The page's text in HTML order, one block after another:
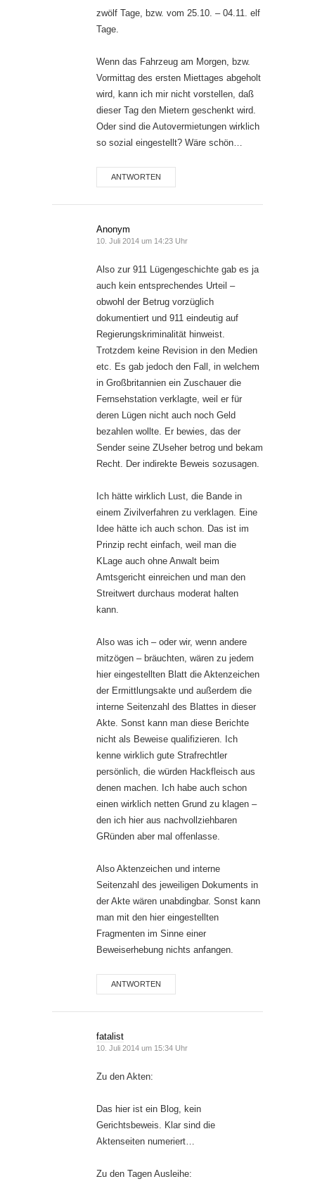
zwölf Tage, bzw. vom 25.10. – 04.11. elf
Tage.
Wenn das Fahrzeug am Morgen, bzw.
Vormittag des ersten Miettages abgeholt
wird, kann ich mir nicht vorstellen, daß
dieser Tag den Mietern geschenkt wird.
Oder sind die Autovermietungen wirklich
so sozial eingestellt? Wäre schön…
ANTWORTEN
Anonym
10. Juli 2014 um 14:23 Uhr
Also zur 911 Lügengeschichte gab es ja
auch kein entsprechendes Urteil –
obwohl der Betrug vorzüglich
dokumentiert und 911 eindeutig auf
Regierungskriminalität hinweist.
Trotzdem keine Revision in den Medien
etc. Es gab jedoch den Fall, in welchem
in Großbritannien ein Zuschauer die
Fernsehstation verklagte, weil er für
deren Lügen nicht auch noch Geld
bezahlen wollte. Er bewies, das der
Sender seine ZUseher betrog und bekam
Recht. Der indirekte Beweis sozusagen.
Ich hätte wirklich Lust, die Bande in
einem Zivilverfahren zu verklagen. Eine
Idee hätte ich auch schon. Das ist im
Prinzip recht einfach, weil man die
KLage auch ohne Anwalt beim
Amtsgericht einreichen und man den
Streitwert durchaus moderat halten
kann.
Also was ich – oder wir, wenn andere
mitzögen – bräuchten, wären zu jedem
hier eingestellten Blatt die Aktenzeichen
der Ermittlungsakte und außerdem die
interne Seitenzahl des Blattes in dieser
Akte. Sonst kann man diese Berichte
nicht als Beweise qualifizieren. Ich
kenne wirklich gute Strafrechtler
persönlich, die würden Hackfleisch aus
denen machen. Ich habe auch schon
einen wirklich netten Grund zu klagen –
den ich hier aus nachvollziehbaren
GRünden aber mal offenlasse.
Also Aktenzeichen und interne
Seitenzahl des jeweiligen Dokuments in
der Akte wären unabdingbar. Sonst kann
man mit den hier eingestellten
Fragmenten im Sinne einer
Beweiserhebung nichts anfangen.
ANTWORTEN
fatalist
10. Juli 2014 um 15:34 Uhr
Zu den Akten:
Das hier ist ein Blog, kein
Gerichtsbeweis. Klar sind die
Aktenseiten numeriert…
Zu den Tagen Ausleihe: